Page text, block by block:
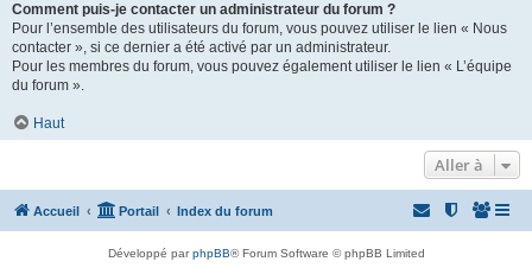
Comment puis-je contacter un administrateur du forum ?
Pour l’ensemble des utilisateurs du forum, vous pouvez utiliser le lien « Nous
contacter », si ce dernier a été activé par un administrateur.
Pour les membres du forum, vous pouvez également utiliser le lien « L’équipe
du forum ».
Haut
Aller à
Accueil Portail Index du forum
Développé parphpBB® Forum Software © phpBB Limited